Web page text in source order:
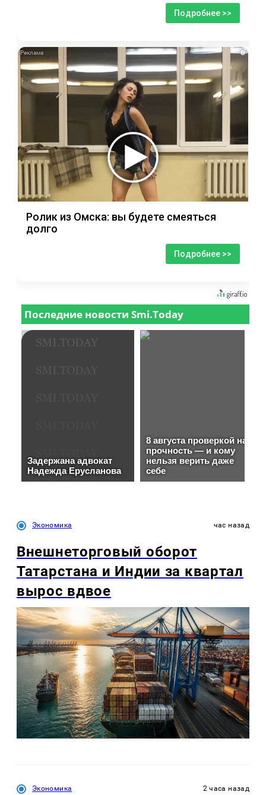
Подробнее >>
i
Ролик из Омска: вы будете смеяться
долго
Подробнее >>
Экономика час назад
Внешнеторговый оборот
Татарстана и Индии за квартал
вырос вдвое
Экономика 2 часа назад